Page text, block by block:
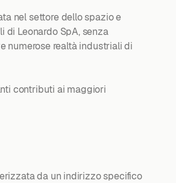
nel settore dello spazio e
di Leonardo SpA, senza
numerose realtà industriali di
contributi ai maggiori
da un indirizzo specifico